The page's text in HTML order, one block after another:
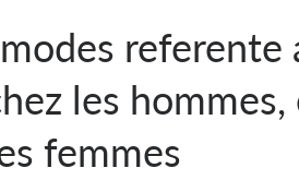
referente
les
femmes